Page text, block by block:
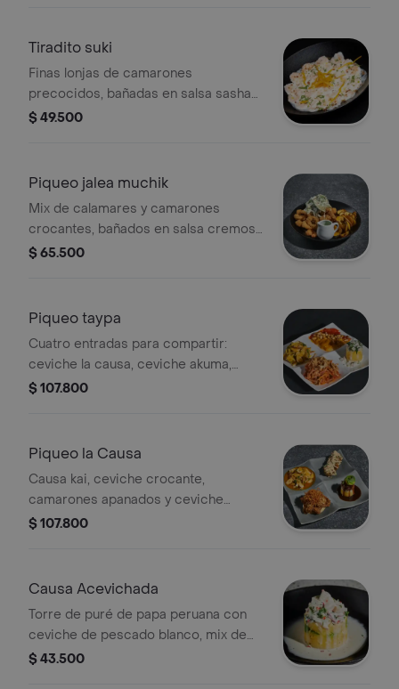
Tiradito suki
Finas lonjas de camarones
precocidos, bañadas en salsa sasha
acevichada, tocineta crocante,
$ 49.500
Piqueo jalea muchik
Mix de calamares y camarones
crocantes, bañados en salsa cremosa
de leche de tigre, aguacate, queso
vinagreta de cilantro.
$ 65.500
Piqueo taypa
Cuatro entradas para compartir:
ceviche la causa, ceviche akuma,
tiradito bandera y causa parumetto.
$ 107.800
Piqueo la Causa
Causa kai, ceviche crocante,
camarones apanados y ceviche
libertador. 4 entradas
$ 107.800
Causa Acevichada
Torre de puré de papa peruana con
ceviche de pescado blanco, mix de
cebolla, toque de ají dulce y cilantro,
$ 43.500